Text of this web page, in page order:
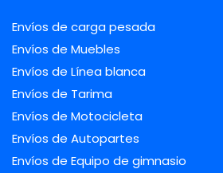
Envíos de carga pesada
Envíos de Muebles
Envíos de Línea blanca
Envíos de Tarima
Envíos de Motocicleta
Envíos de Autopartes
Envíos de Equipo de gimnasio